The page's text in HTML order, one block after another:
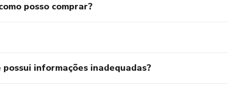
posso comprar?
informações inadequadas?